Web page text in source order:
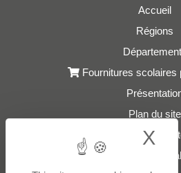
Accueil
Régions
Fournitures scolaires
Plan du site
Nous
Mentions
X